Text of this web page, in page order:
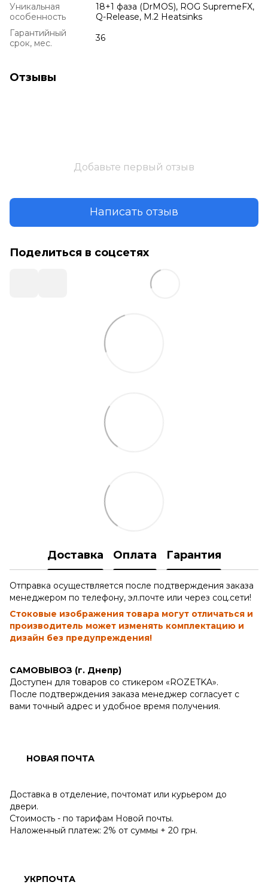
Уникальная
особенность
18+1 фаза (DrMOS), ROG SupremeFX,
Q-Release, M.2 Heatsinks
Гарантийный
срок, мес.
36
Отзывы
Добавьте первый отзыв
Написать отзыв
Поделиться в соцсетях
Доставка Оплата Гарантия
Отправка осуществляется после подтверждения заказа
менеджером по телефону, эл.почте или через соц.сети!
Стоковые изображения товара могут отличаться и
производитель может изменять комплектацию и
дизайн без предупреждения!
САМОВЫВОЗ (г. Днепр)
Доступен для товаров со стикером «ROZETKA».
После подтверждения заказа менеджер согласует с
вами точный адрес и удобное время получения.
НОВАЯ ПОЧТА
Доставка в отделение, почтомат или курьером до
двери.
Стоимость - по тарифам Новой почты.
Наложенный платеж: 2% от суммы + 20 грн.
УКРПОЧТА